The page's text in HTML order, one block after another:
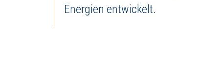
Energien entwickelt.